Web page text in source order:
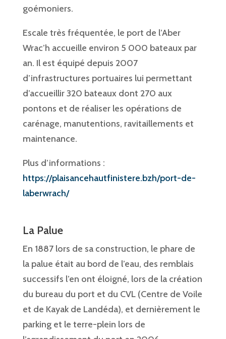
goémoniers.
Escale très fréquentée, le port de l’Aber
Wrac’h accueille environ 5 000 bateaux par
an. Il est équipé depuis 2007
d’infrastructures portuaires lui permettant
d’accueillir 320 bateaux dont 270 aux
pontons et de réaliser les opérations de
carénage, manutentions, ravitaillements et
maintenance.
Plus d’informations :
https://plaisancehautfinistere.bzh/port-de-
laberwrach/
La Palue
En 1887 lors de sa construction, le phare de
la palue était au bord de l’eau, des remblais
successifs l’en ont éloigné, lors de la création
du bureau du port et du CVL (Centre de Voile
et de Kayak de Landéda), et dernièrement le
parking et le terre-plein lors de